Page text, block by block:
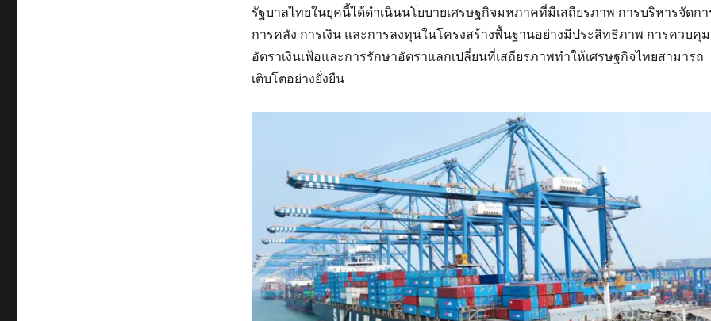
รัฐบาลไทยในยุคนี้ได้ดำเนินนโยบายเศรษฐกิจมหภาคที่มีเสถียรภาพ การบริหารจัดกา
การคลัง การเงิน และการลงทุนในโครงสร้างพื้นฐานอย่างมีประสิทธิภาพ การควบคุม
อัตราเงินเฟ้อและการรักษาอัตราแลกเปลี่ยนที่เสถียรภาพทำให้เศรษฐกิจไทยสามารถ
เติบโตอย่างยั่งยืน